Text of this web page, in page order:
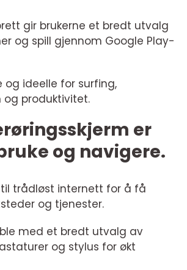
gir brukerne et bredt utvalg
og spill gjennom Google Play-
ideelle for surfing,
og produktivitet.
er
og navigere.
til trådløst internett for å få
og tjenester.
med et bredt utvalg av
og stylus for økt